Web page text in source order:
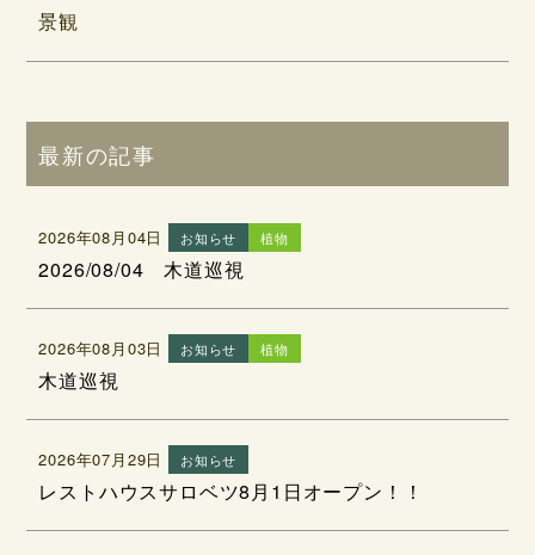
景観
最新の記事
2026年08月04日 お知らせ 植物
2026/08/04 木道巡視
2026年08月03日 お知らせ 植物
木道巡視
2026年07月29日 お知らせ
レストハウスサロベツ8月1日オープン！！